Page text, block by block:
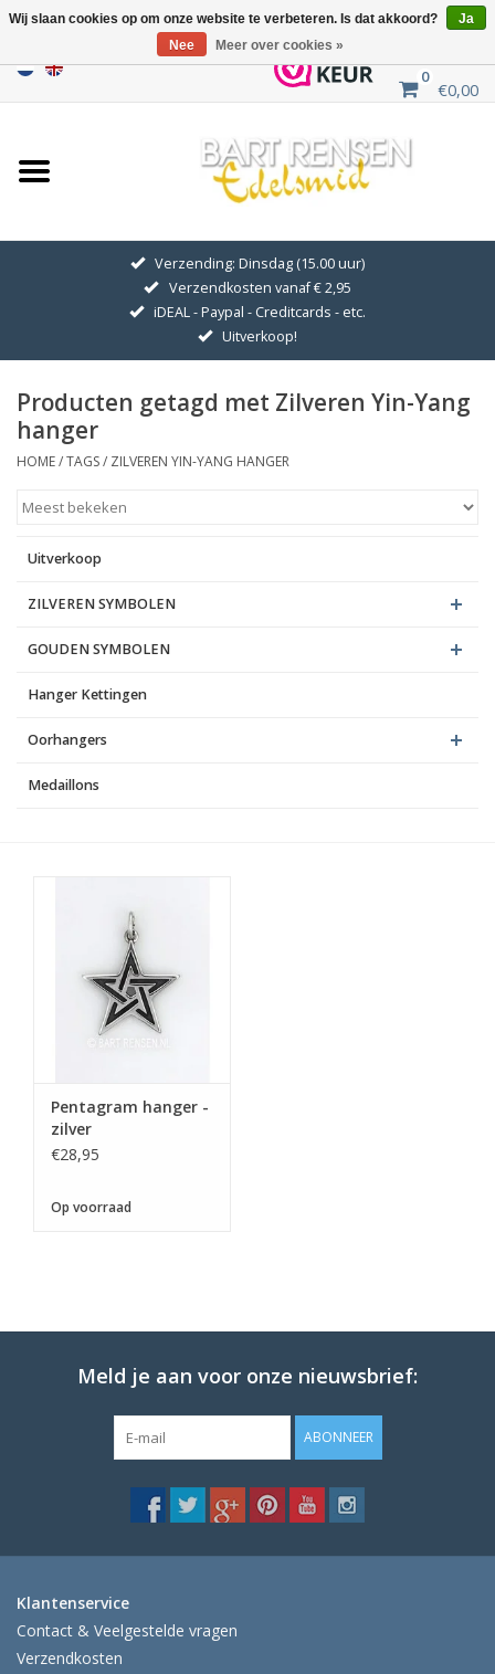
0
€0,00
Home
Uitverkoop
GOUDEN SYMBOLEN
Hanger Kettingen
Oorhangers
Verzending: Dinsdag (15.00 uur)
Verzendkosten vanaf € 2,95
iDEAL - Paypal - Creditcards - etc.
Uitverkoop!
Producten getagd met Zilveren Yin-Yang
hanger
HOME/TAGS/ ZILVEREN YIN-YANG HANGER
Uitverkoop
ZILVEREN SYMBOLEN
GOUDEN SYMBOLEN
Hanger Kettingen
Oorhangers
Medaillons
Pentagram hanger -
zilver
€28,95
Op voorraad
Meld je aan voor onze nieuwsbrief:
ABONNEER
Klantenservice
Contact & Veelgestelde vragen
Verzendkosten
Wij slaan cookies op om onze website te verbeteren. Is dat akkoord?
Ja
Nee
Meer over cookies »